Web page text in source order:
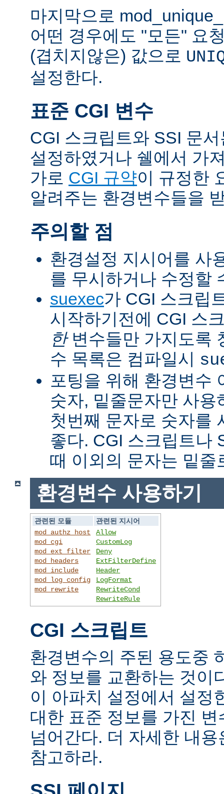
마지막으로
어떤 경우에도 "모든" 요
(겹치지않은) 값으로
설정한다.
표준 CGI 변수
CGI 스크립트와 SSI 문
설정하였거나 쉘에서 가
가로 CGI 규약이 규정한
알려주는 환경변수들을
주의할 점
환경설정 지시어를 사
를 무시하거나 수정할
suexec가 CGI 스크립
시작하기전에 CGI 스
한변수들만 가지도록
수 목록은 컴파일시
포팅을 위해 환경변수
숫자, 밑줄문자만 사용
첫번째 문자로 숫자를
좋다. CGI 스크립트나
때 이외의 문자는 밑줄
환경변수 사용하기
관련된 모듈
관련된 지시어
mod_authz_host
mod_cgi
mod_ext_filter
mod_headers
mod_include
mod_log_config
mod_rewrite
Allow
CustomLog
Deny
ExtFilterDefine
Header
LogFormat
RewriteCond
RewriteRule
CGI 스크립트
환경변수의 주된 용도중
와 정보를 교환하는 것이
이 아파치 설정에서 설정
대한 표준 정보를 가진
넘어간다. 더 자세한 내
참고하라.